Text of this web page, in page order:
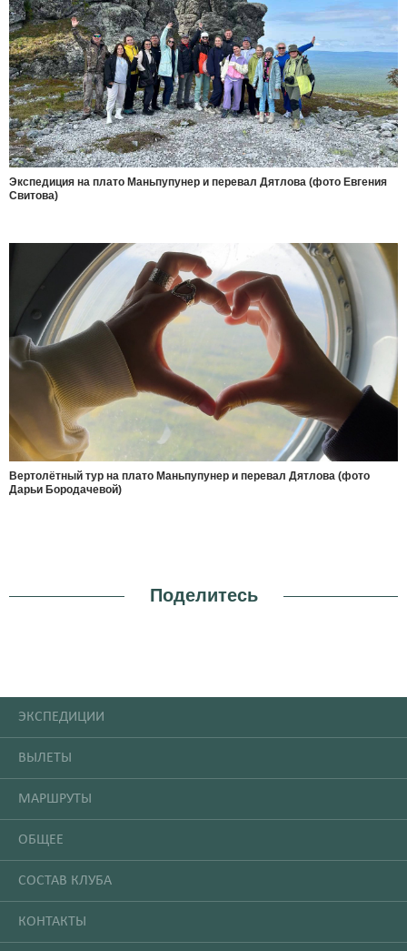
Экспедиция на плато Маньпупунер и перевал Дятлова (фото Евгения
Свитова)
Вертолётный тур на плато Маньпупунер и перевал Дятлова (фото
Дарьи Бородачевой)
Поделитесь
ЭКСПЕДИЦИИ
ВЫЛЕТЫ
МАРШРУТЫ
ОБЩЕЕ
СОСТАВ КЛУБА
КОНТАКТЫ